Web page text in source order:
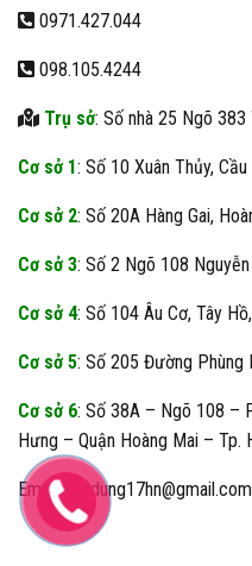
0971.427.044
098.105.4244
Trụ sở: Số nhà 25 Ngõ 383
Cơ sở 1: Số 10 Xuân Thủy,
Cơ sở 2: Số 20A Hàng Gai,
Cơ sở 3: Số 2 Ngõ 108
Cơ sở 4: Số 104 Âu Cơ, Tây
Cơ sở 5: Số 205 Đường Phùng
Cơ sở 6: Số 38A – Ngõ 108 –
Hưng – Quận Hoàng Mai – Tp.
Email: xaydung17hn@gmail.com